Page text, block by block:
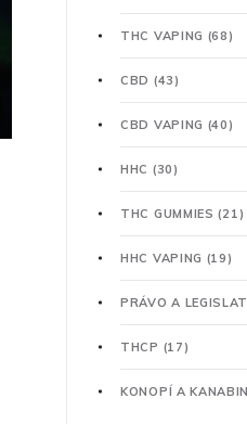
THC VAPING (68)
CBD (43)
CBD VAPING (40)
HHC (30)
THC GUMMIES(21)
HHC VAPING (19)
PRÁVO A
THCP (17)
KONOPÍ A